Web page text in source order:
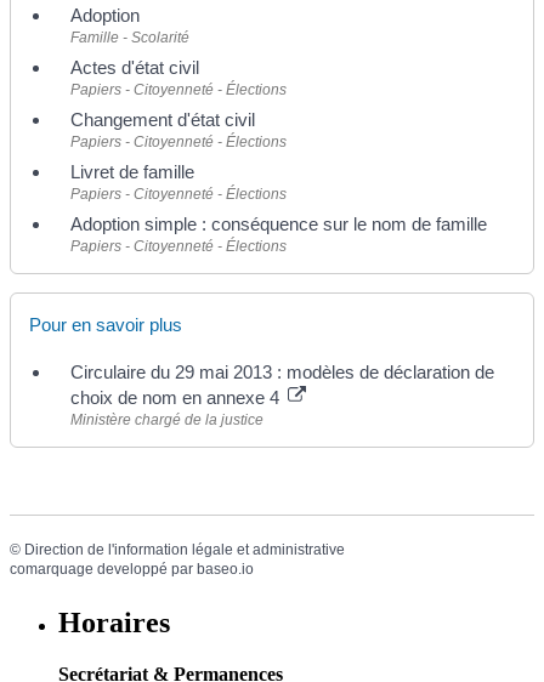
Adoption
Famille - Scolarité
Actes d'état civil
Papiers - Citoyenneté - Élections
Changement d'état civil
Papiers - Citoyenneté - Élections
Livret de famille
Papiers - Citoyenneté - Élections
Adoption simple : conséquence sur le nom de famille
Papiers - Citoyenneté - Élections
Pour en savoir plus
Circulaire du 29 mai 2013 : modèles de déclaration de
choix de nom en annexe 4
Ministère chargé de la justice
© Direction de l'information légale et administrative
comarquage developpé par baseo.io
Horaires
Secrétariat & Permanences